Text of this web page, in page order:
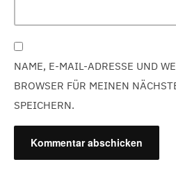
NAME, E-MAIL-ADRESSE UND
BROWSER FÜR MEINEN
SPEICHERN.